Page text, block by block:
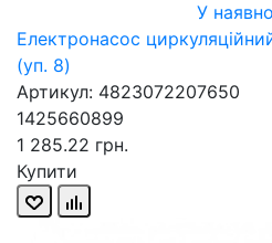
У
Електронасос
(уп. 8)
Артикул: 4823072207650
1425660899
1 285.22 грн.
Купити